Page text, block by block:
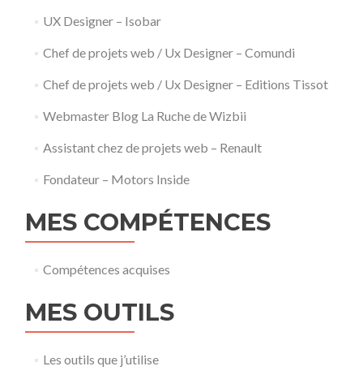
UX Designer – Isobar
Chef de projets web / Ux Designer – Comundi
Chef de projets web / Ux Designer – Editions Tissot
Webmaster Blog La Ruche de Wizbii
Assistant chez de projets web – Renault
Fondateur – Motors Inside
MES COMPÉTENCES
Compétences acquises
MES OUTILS
Les outils que j’utilise